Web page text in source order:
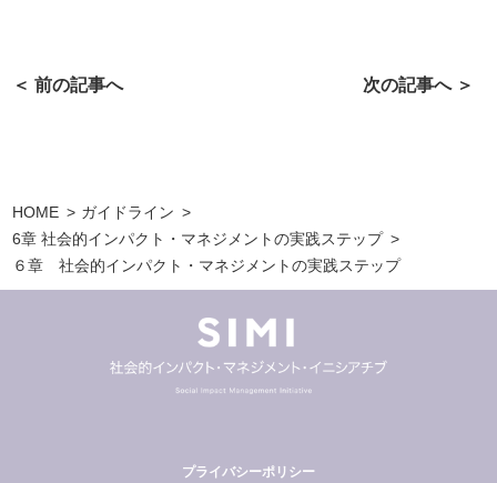
＜ 前の記事へ 次の記事へ ＞
HOME
ガイドライン
6章 社会的インパクト・マネジメントの実践ステップ
６章 社会的インパクト・マネジメントの実践ステップ
プライバシーポリシー